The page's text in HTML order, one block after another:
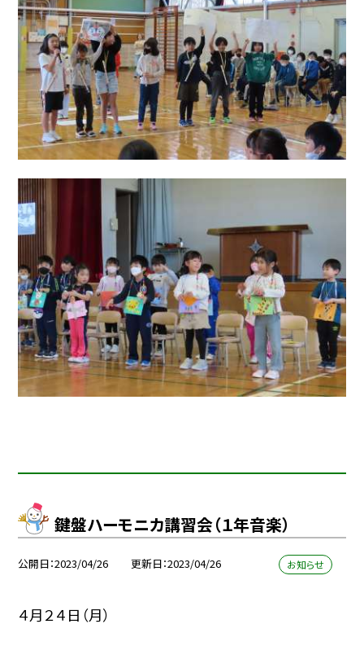
鍵盤ハーモニカ講習会（１年音楽）
公開日 2023/04/26 更新日 2023/04/26 お知らせ
４月２４日（月）